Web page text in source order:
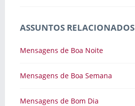
ASSUNTOS RELACIONADOS
Mensagens de Boa Noite
Mensagens de Boa Semana
Mensagens de Bom Dia